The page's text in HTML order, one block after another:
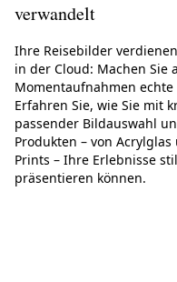
verwandelt
Ihre Reisebilder
in der Cloud: Machen Sie
Momentaufnahmen
Erfahren Sie, wie Sie mit
passender Bildauswahl
Produkten – von
Prints – Ihre Erlebnisse
präsentieren können.